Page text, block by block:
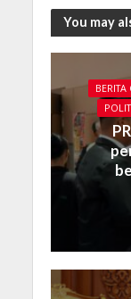
You may
BERITA